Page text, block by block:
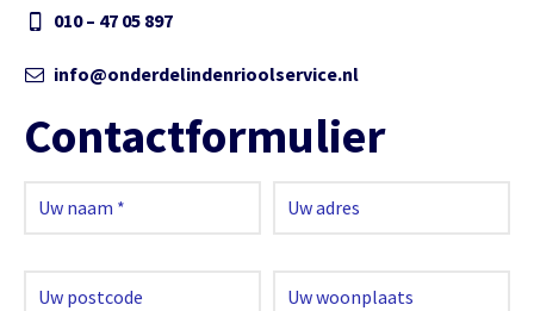
010 – 47 05 897
info@onderdelindenrioolservice.nl
Contactformulier